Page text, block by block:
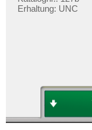
Erhaltung: UNC